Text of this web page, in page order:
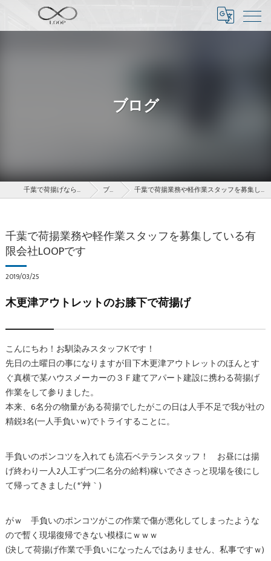
ブログ
千葉で荷揚げなら有限会社LOOP ブログ 千葉で荷揚業務や軽作業スタッフを募集している有限会社LOOPです
千葉で荷揚業務や軽作業スタッフを募集している有
限会社LOOPです
2019/03/25
木更津アウトレットのお膝下で荷揚げ
こんにちわ！お馴染みスタッフKです！
先日の土曜日の事になりますが目下木更津アウトレットのほんとす
ぐ真横で某ハウスメーカーの３Ｆ建てアパート建設に携わる荷揚げ
作業をして参りました。
本来、6名分の物量がある荷揚でしたがこの日は人手不足で我が社の
精鋭3名(一人手負いｗ)でトライすることに。
手負いのポンコツを入れても流石ベテランスタッフ！ お昼には揚
げ終わり一人2人工ずつ(二名分の給料)稼いでささっと現場を後にし
て帰ってきました( *´艸｀)
がｗ 手負いのポンコツがこの作業で傷が悪化してしまったような
ので暫く現場復帰できない模様にｗｗｗ
(決して荷揚げ作業で手負いになったんではありません、私事ですｗ)